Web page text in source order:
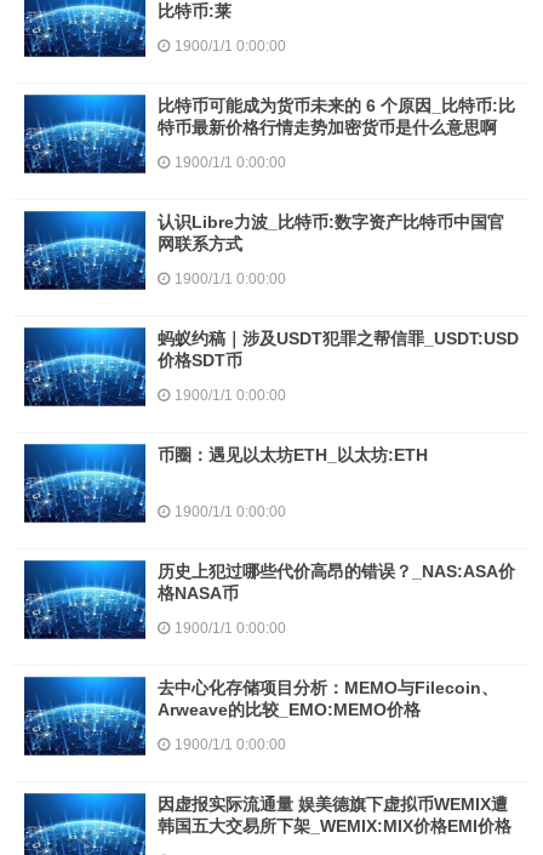
比特币:莱
1900/1/1 0:00:00
比特币可能成为货币未来的 6 个原因_比特币:比
特币最新价格行情走势加密货币是什么意思啊
1900/1/1 0:00:00
认识Libre力波_比特币:数字资产比特币中国官
网联系方式
1900/1/1 0:00:00
蚂蚁约稿｜涉及USDT犯罪之帮信罪_USDT:USD
价格SDT币
1900/1/1 0:00:00
币圈：遇见以太坊ETH_以太坊:ETH
1900/1/1 0:00:00
历史上犯过哪些代价高昂的错误？_NAS:ASA价
格NASA币
1900/1/1 0:00:00
去中心化存储项目分析：MEMO与Filecoin、
Arweave的比较_EMO:MEMO价格
1900/1/1 0:00:00
因虚报实际流通量 娱美德旗下虚拟币WEMIX遭
韩国五大交易所下架_WEMIX:MIX价格EMI价格